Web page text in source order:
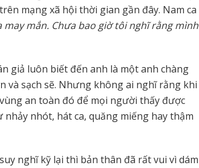
mạng xã hội thời gian gần đây. Nam ca
may mắn. Chưa bao giờ tôi nghĩ rằng mình
giả luôn biết đến anh là một anh chàng
và sạch sẽ. Nhưng không ai nghĩ rằng khi
an toàn đó để mọi người thấy được
nhót, hát ca, quăng miếng hay thậm
nghĩ kỹ lại thì bản thân đã rất vui vì dám